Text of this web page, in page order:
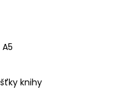
knihy